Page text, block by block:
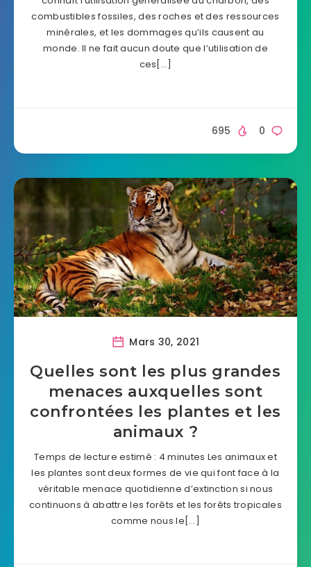
combustibles fossiles, des roches et des ressources
minérales, et les dommages qu’ils causent au
monde. Il ne fait aucun doute que l’utilisation de
ces[…]
0
695
Mars 30, 2021
Quelles sont les plus grandes
menaces auxquelles sont
confrontées les plantes et les
animaux ?
Temps de lecture estimé : 4 minutes Les animaux et
les plantes sont deux formes de vie qui font face à la
véritable menace quotidienne d’extinction si nous
continuons à abattre les forêts et les forêts tropicales
comme nous le[…]